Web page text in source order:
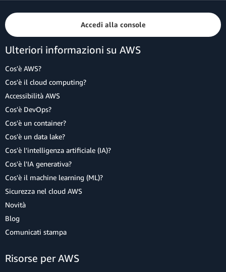
Accedi alla console
Ulteriori informazioni su AWS
Cos'è AWS?
Cos'è il cloud computing?
Accessibilità AWS
Cos'è DevOps?
Cos'è un container?
Cos'è un data lake?
Cos'è l'intelligenza artificiale (IA)?
Cos'è l'IA generativa?
Cos'è il machine learning (ML)?
Sicurezza nel cloud AWS
Novità
Blog
Comunicati stampa
Risorse per AWS